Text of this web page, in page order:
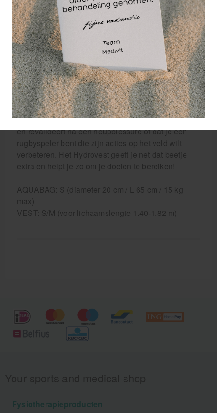
wordt de dynamische stabiliteit getraind;
verbetert het bewegen in de context van sport of
dagelijks leven en
wordt het motorische leerproces gestimuleerd
en verbetert het aanpassingsvermogen
waardoor het lichaam beter wordt
gecoördineerd.
Het Hydrovest past altijd en je kunt het vest op elk
trainingsniveau gebruiken. Of je nu op leeftijd bent
en revalideert na een heupblessure of dat je een
rugbyspeler bent die zijn acties op het veld wilt
verbeteren. Het Hydrovest geeft je net dat beetje
extra en helpt je zo om je doelen te bereiken!
AQUABAG: S (diameter 20 cm / L 65 cm / 15 kg
max)
VEST: S/M (voor lichaamslengte 1.40-1.82 m)
Fysiotherapieproducten